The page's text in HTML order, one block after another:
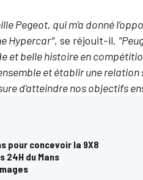
Pegeot, qui m’a donné
Hypercar", se réjouit-il.
et belle histoire en
et établir une relation
d’atteindre nos objectifs
pour concevoir la 9X8
du Mans